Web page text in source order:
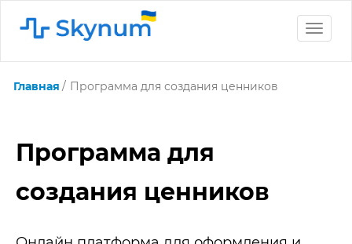
Toggle
Главная Программа для создания ценников
Программа для
создания ценников